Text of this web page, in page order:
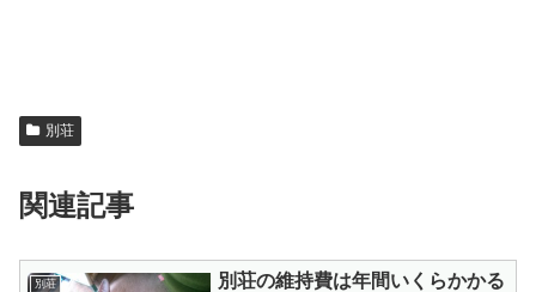
別荘
関連記事
別荘
別荘の維持費は年間いくらかかる